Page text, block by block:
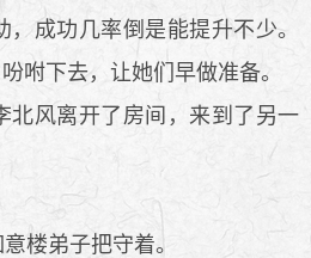
成功几率倒是能提升不少。
咐下去，让她们早做准备。
风离开了房间，来到了另一
楼弟子把守着。